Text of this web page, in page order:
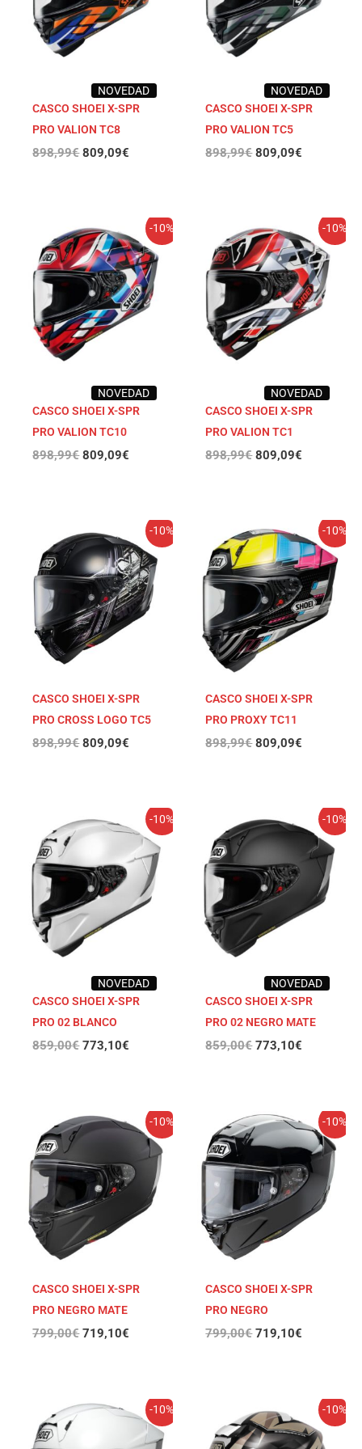
NOVEDAD
CASCO SHOEI X-SPR
PRO VALION TC8
898,99€ 809,09€
NOVEDAD
CASCO SHOEI X-SPR
PRO VALION TC5
898,99€ 809,09€
-10%
NOVEDAD
CASCO SHOEI X-SPR
PRO VALION TC10
898,99€
precio
original
era:
898,99€.
809,09€
precio
actual
es:
809,09€.
-10%
NOVEDAD
CASCO SHOEI X-SPR
PRO VALION TC1
898,99€
precio
original
era:
898,99€.
809,09€
precio
actual
es:
809,09€.
-10%
CASCO SHOEI X-SPR
PRO CROSS LOGO TC5
898,99€
precio
original
era:
898,99€.
809,09€
precio
actual
es:
809,09€.
-10%
CASCO SHOEI X-SPR
PRO PROXY TC11
898,99€
El
precio
original
era:
898,99€.
809,09€
precio
actual
es:
809,09€.
-10%
NOVEDAD
CASCO SHOEI X-SPR
PRO 02 BLANCO
859,00€
precio
859,00€.
773,10€
precio
actual
es:
773,10€.
-10%
NOVEDAD
CASCO SHOEI X-SPR
PRO 02 NEGRO MATE
859,00€
precio
original
859,00€.
773,10€
precio
actual
es:
773,10€.
-10%
CASCO SHOEI X-SPR
PRO NEGRO MATE
799,00€
El
precio
era:
799,00€.
719,10€
precio
actual
es:
719,10€.
-10%
CASCO SHOEI X-SPR
PRO NEGRO
799,00€
El
precio
original
era:
799,00€.
719,10€
precio
actual
es:
719,10€.
-10%
El
precio
actual
-10%
precio
original
precio
actual